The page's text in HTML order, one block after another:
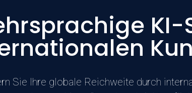
Sie Ihre globale Reichweite durch